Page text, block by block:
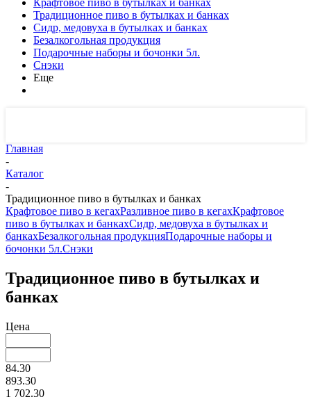
Крафтовое пиво в бутылках и банках
Традиционное пиво в бутылках и банках
Сидр, медовуха в бутылках и банках
Безалкогольная продукция
Подарочные наборы и бочонки 5л.
Снэки
Еще
Главная
-
Каталог
-
Традиционное пиво в бутылках и банках
Крафтовое пиво в кегахРазливное пиво в кегахКрафтовое
пиво в бутылках и банкахСидр, медовуха в бутылках и
банкахБезалкогольная продукцияПодарочные наборы и
бочонки 5л.Снэки
Традиционное пиво в бутылках и
банках
Цена
84.30
893.30
1 702.30